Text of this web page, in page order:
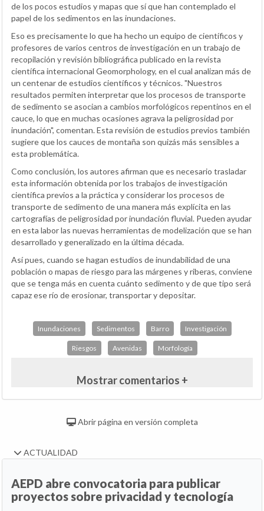
de los pocos estudios y mapas que sí que han contemplado el
papel de los sedimentos en las inundaciones.
Eso es precisamente lo que ha hecho un equipo de científicos y
profesores de varios centros de investigación en un trabajo de
recopilación y revisión bibliográfica publicado en la revista
científica internacional Geomorphology, en el cual analizan más de
un centenar de estudios científicos y técnicos. "Nuestros
resultados permiten interpretar que los procesos de transporte
de sedimento se asocian a cambios morfológicos repentinos en el
cauce, lo que en muchas ocasiones agrava la peligrosidad por
inundación", comentan. Esta revisión de estudios previos también
sugiere que los cauces de montaña son quizás más sensibles a
esta problemática.
Como conclusión, los autores afirman que es necesario trasladar
esta información obtenida por los trabajos de investigación
científica previos a la práctica y considerar los procesos de
transporte de sedimento de una manera más explícita en las
cartografías de peligrosidad por inundación fluvial. Pueden ayudar
en esta labor las nuevas herramientas de modelización que se han
desarrollado y generalizado en la última década.
Así pues, cuando se hagan estudios de inundabilidad de una
población o mapas de riesgo para las márgenes y riberas, conviene
que se tenga más en cuenta cuánto sedimento y de que tipo será
capaz ese río de erosionar, transportar y depositar.
Inundaciones Sedimentos Barro Investigación
Riesgos Avenidas Morfología
Mostrar comentarios +
Abrir página en versión completa
ACTUALIDAD
AEPD abre convocatoria para publicar
proyectos sobre privacidad y tecnología